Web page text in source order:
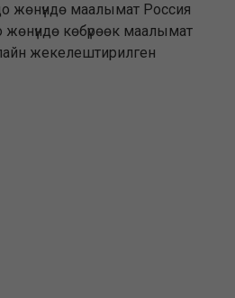
жөнүндө маалымат Россия
жөнүндө көбүрөөк маалымат
жекелештирилген